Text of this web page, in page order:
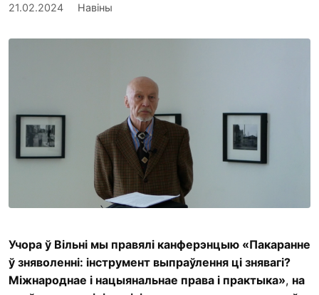
21.02.2024 Навіны
Учора ў Вільні мы правялі канферэнцыю «Пакаранне
ў зняволенні: інструмент выпраўлення ці знявагі?
Міжнароднае і нацыянальнае права і практыка», на